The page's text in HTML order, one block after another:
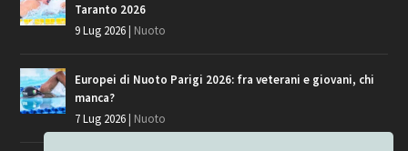
Taranto 2026
9 Lug 2026| Nuoto
Europei di Nuoto Parigi 2026: fra veterani e giovani, chi
manca?
7 Lug 2026| Nuoto